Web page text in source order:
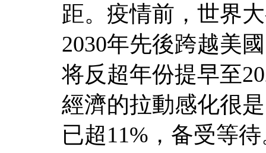
距。疫情前，世界
2030年先後跨越美
将反超年份提早至
經濟的拉動感化很
已超11%，备受等